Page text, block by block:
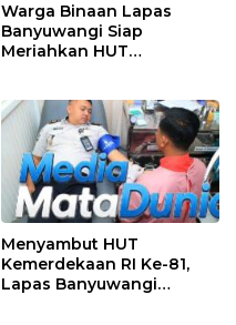
Warga Binaan Lapas
Banyuwangi Siap
Meriahkan HUT
Perlombaan
Menyambut HUT
Kemerdekaan RI Ke-81,
Lapas Banyuwangi